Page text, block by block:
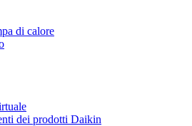
di calore
dei prodotti Daikin